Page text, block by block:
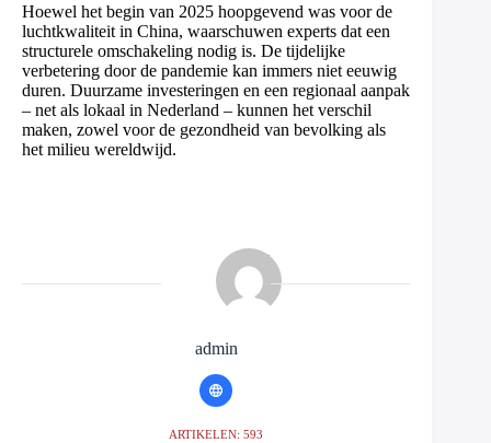
Hoewel het begin van 2025 hoopgevend was voor de
luchtkwaliteit in China, waarschuwen experts dat een
structurele omschakeling nodig is. De tijdelijke
verbetering door de pandemie kan immers niet eeuwig
duren. Duurzame investeringen en een regionaal aanpak
– net als lokaal in Nederland – kunnen het verschil
maken, zowel voor de gezondheid van bevolking als
het milieu wereldwijd.
admin
ARTIKELEN: 593